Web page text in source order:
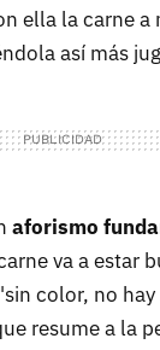
ella la carne a
así más
aforismo
va a estar
color, no
resume a la